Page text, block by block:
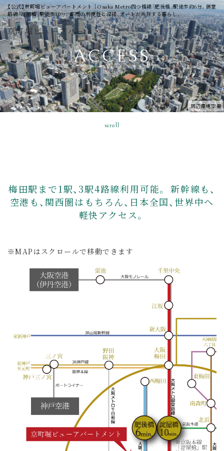
【公式】京町堀ビューアパートメント│Osaka Metro四つ橋線「肥後橋」駅徒歩約6分。御堂
筋線「淀屋橋」駅徒歩10分。都市の利便性と深緑、アートが共存する暮らし。
京町堀ビューアパートメント
周辺環境空撮
scroll
ACCESS
梅田駅まで1駅、3駅4路線利用可能。
新幹線も、
空港も、関西圏はもちろん、日本全国、世界中へ
軽快アクセス。
※MAPはスクロールで移動できます